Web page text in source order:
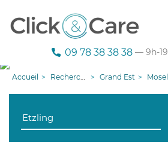
09 78 38 38 38 — 9h-
Accueil Recherche aide à domicile Grand Est